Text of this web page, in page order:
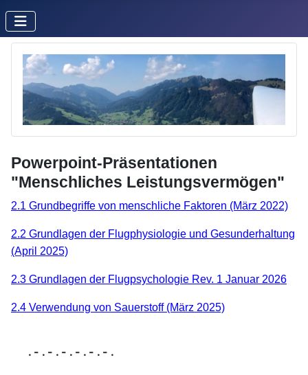
Powerpoint-Präsentationen
"Menschliches Leistungsvermögen"
2.1 Grundbegriffe von menschliche Faktoren (März 2022)
2.2 Grundlagen der Flugphysiologie und Gesunderhaltung
(April 2025)
2.3 Grundlagen der Flugpsychologie Rev. 1 Januar 2026
2.4 Verwendung von Sauerstoff (März 2025)
. - . - . - . - . - . - .